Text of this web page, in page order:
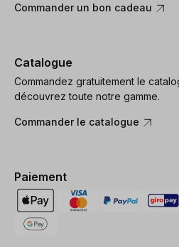
Commander un bon cadeau
Catalogue
Commandez gratuitement le
découvrez toute notre gamme.
Commander le catalogue
Paiement